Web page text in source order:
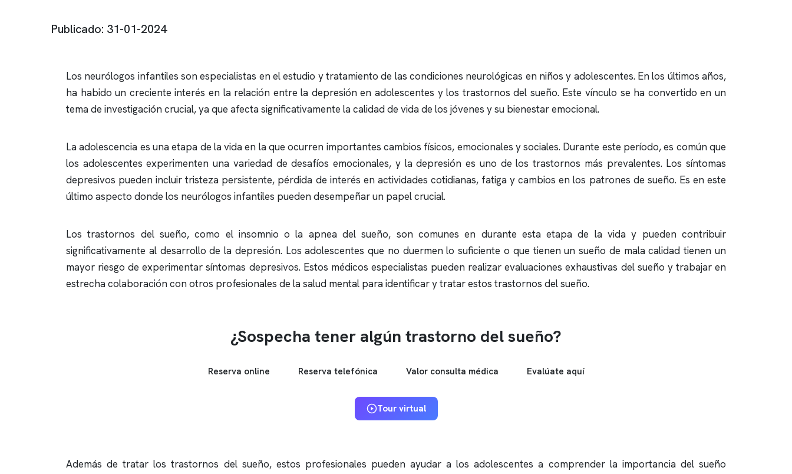
Publicado: 31-01-2024
Los neurólogos infantiles son especialistas en el estudio y tratamiento de las condiciones neurológicas en niños y adolescentes. En los últimos años,
ha habido un creciente interés en la relación entre la depresión en adolescentes y los trastornos del sueño. Este vínculo se ha convertido en un
tema de investigación crucial, ya que afecta significativamente la calidad de vida de los jóvenes y su bienestar emocional.
La adolescencia es una etapa de la vida en la que ocurren importantes cambios físicos, emocionales y sociales. Durante este período, es común que
los adolescentes experimenten una variedad de desafíos emocionales, y la depresión es uno de los trastornos más prevalentes. Los síntomas
depresivos pueden incluir tristeza persistente, pérdida de interés en actividades cotidianas, fatiga y cambios en los patrones de sueño. Es en este
último aspecto donde los neurólogos infantiles pueden desempeñar un papel crucial.
Los trastornos del sueño, como el insomnio o la apnea del sueño, son comunes en durante esta etapa de la vida y pueden contribuir
significativamente al desarrollo de la depresión. Los adolescentes que no duermen lo suficiente o que tienen un sueño de mala calidad tienen un
mayor riesgo de experimentar síntomas depresivos. Estos médicos especialistas pueden realizar evaluaciones exhaustivas del sueño y trabajar en
estrecha colaboración con otros profesionales de la salud mental para identificar y tratar estos trastornos del sueño.
¿Sospecha tener algún trastorno del sueño?
Reserva online Reserva telefónica Valor consulta médica Evalúate aquí
Tour virtual
Además de tratar los trastornos del sueño, estos profesionales pueden ayudar a los adolescentes a comprender la importancia del sueño